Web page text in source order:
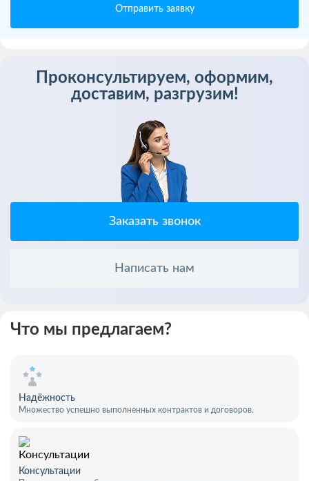
Отправить заявку
Проконсультируем, оформим,
доставим, разгрузим!
Заказать звонок
Написать нам
Что мы предлагаем?
Надёжность
Множество успешно выполненных контрактов и договоров.
Консультации